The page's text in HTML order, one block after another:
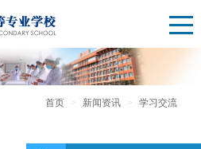
首页 新闻资讯 学习交流